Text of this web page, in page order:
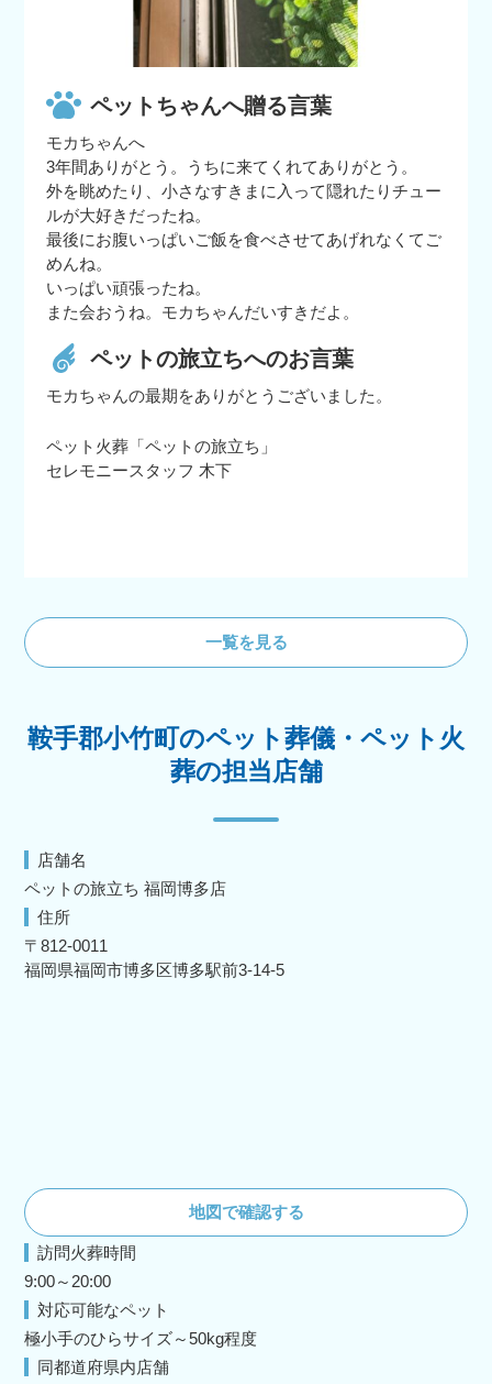
ペットちゃんへ贈る言葉
モカちゃんへ
3年間ありがとう。うちに来てくれてありがとう。
外を眺めたり、小さなすきまに入って隠れたりチュー
ルが大好きだったね。
最後にお腹いっぱいご飯を食べさせてあげれなくてご
めんね。
いっぱい頑張ったね。
また会おうね。モカちゃんだいすきだよ。
ペットの旅立ちへのお言葉
モカちゃんの最期をありがとうございました。
ペット火葬「ペットの旅立ち」
セレモニースタッフ 木下
一覧を見る
鞍手郡小竹町のペット葬儀・ペット火
葬の担当店舗
店舗名
ペットの旅立ち 福岡博多店
住所
〒812-0011
福岡県福岡市博多区博多駅前3-14-5
地図で確認する
訪問火葬時間
9:00～20:00
対応可能なペット
極小手のひらサイズ～50kg程度
同都道府県内店舗